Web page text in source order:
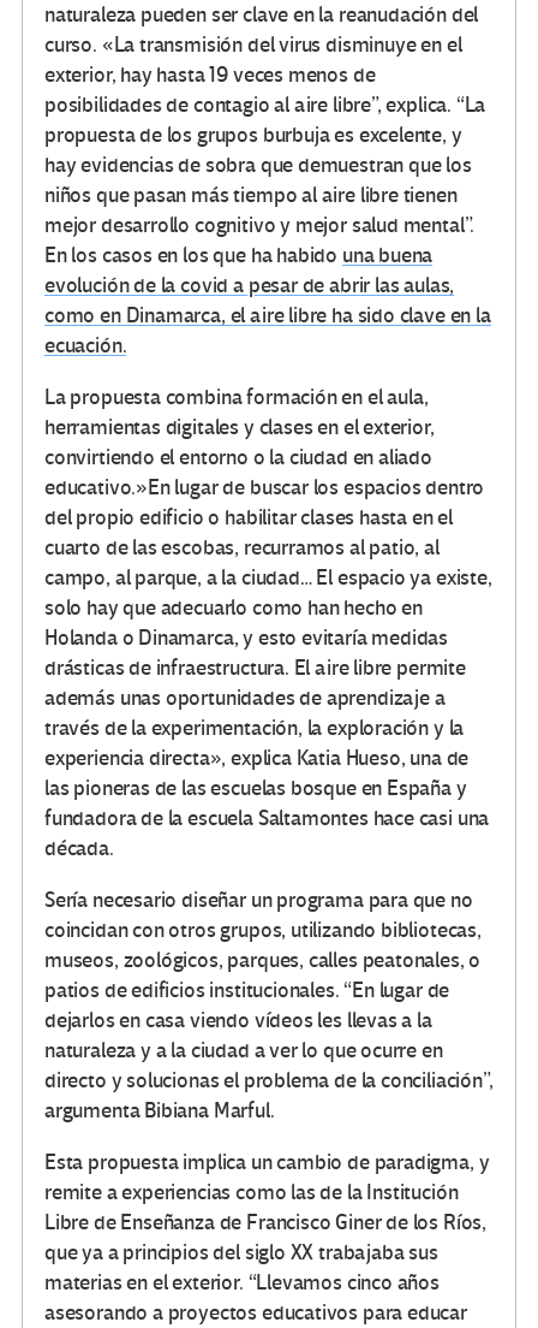
naturaleza pueden ser clave en la reanudación del
curso. «La transmisión del virus disminuye en el
exterior, hay hasta 19 veces menos de
posibilidades de contagio al aire libre”, explica. “La
propuesta de los grupos burbuja es excelente, y
hay evidencias de sobra que demuestran que los
niños que pasan más tiempo al aire libre tienen
mejor desarrollo cognitivo y mejor salud mental”.
En los casos en los que ha habido una buena
evolución de la covid a pesar de abrir las aulas,
como en Dinamarca, el aire libre ha sido clave en la
ecuación.
La propuesta combina formación en el aula,
herramientas digitales y clases en el exterior,
convirtiendo el entorno o la ciudad en aliado
educativo.»En lugar de buscar los espacios dentro
del propio edificio o habilitar clases hasta en el
cuarto de las escobas, recurramos al patio, al
campo, al parque, a la ciudad… El espacio ya existe,
solo hay que adecuarlo como han hecho en
Holanda o Dinamarca, y esto evitaría medidas
drásticas de infraestructura. El aire libre permite
además unas oportunidades de aprendizaje a
través de la experimentación, la exploración y la
experiencia directa», explica Katia Hueso, una de
las pioneras de las escuelas bosque en España y
fundadora de la escuela Saltamontes hace casi una
década.
Sería necesario diseñar un programa para que no
coincidan con otros grupos, utilizando bibliotecas,
museos, zoológicos, parques, calles peatonales, o
patios de edificios institucionales. “En lugar de
dejarlos en casa viendo vídeos les llevas a la
naturaleza y a la ciudad a ver lo que ocurre en
directo y solucionas el problema de la conciliación”,
argumenta Bibiana Marful.
Esta propuesta implica un cambio de paradigma, y
remite a experiencias como las de la Institución
Libre de Enseñanza de Francisco Giner de los Ríos,
que ya a principios del siglo XX trabajaba sus
materias en el exterior. “Llevamos cinco años
asesorando a proyectos educativos para educar